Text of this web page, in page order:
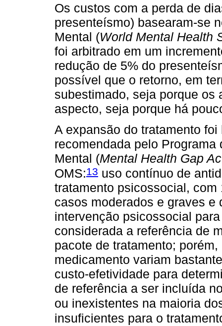
Os custos com a perda de
presenteísmo) basearam-se
Mental (World Mental Health
foi arbitrado em um
redução de 5% do
possível que o retorno, em
subestimado, seja porque os
aspecto, seja porque há
A expansão do tratamento
recomendada pelo
Mental (Mental Health Gap
OMS:13 uso contínuo de
tratamento psicossocial,
casos moderados e graves
intervenção psicossocial
considerada a referência de
pacote de tratamento;
medicamento variam
custo-efetividade para
de referência a ser incluída
ou inexistentes na maioria
insuficientes para o